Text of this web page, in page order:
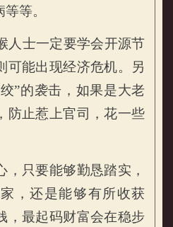
等。
人士一定要学会开源节
可能出现经济危机。另
”的袭击，如果是大老
防止惹上官司，花一些
，只要能够勤恳踏实，
，还是能够有所收获
，最起码财富会在稳步